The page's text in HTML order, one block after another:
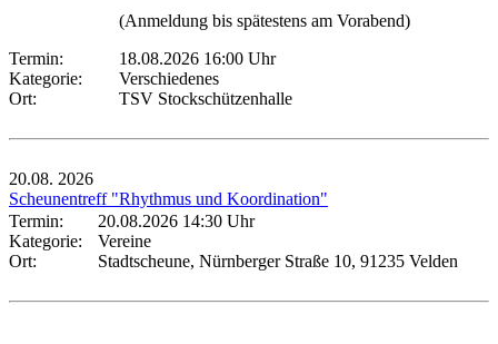
(Anmeldung bis spätestens am Vorabend)
Termin:
18.08.2026 16:00 Uhr
Kategorie:
Verschiedenes
Ort:
TSV Stockschützenhalle
20.08. 2026
Scheunentreff "Rhythmus und Koordination"
Termin:
20.08.2026 14:30 Uhr
Kategorie:
Vereine
Ort:
Stadtscheune, Nürnberger Straße 10, 91235 Velden